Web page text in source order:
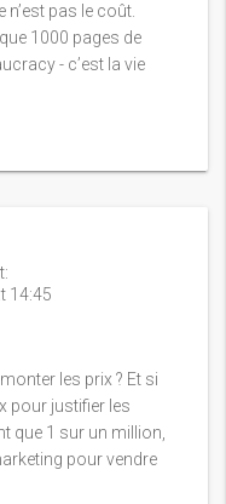
n’est pas le coût.
1000 pages de
- c’est la vie
14:45
les prix ? Et si
pour justifier les
que 1 sur un million,
pour vendre